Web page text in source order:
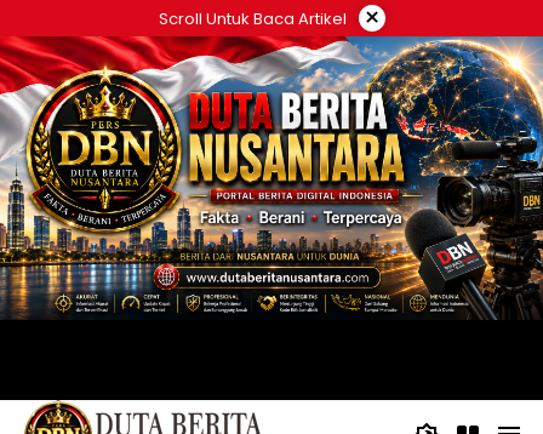
ke
konten
Scroll Untuk Baca Artikel ×